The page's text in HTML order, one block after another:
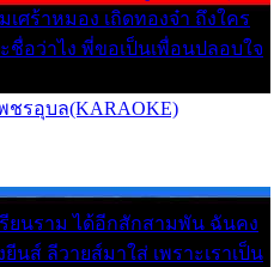
เศร้าหมอง เถิดทองจ๋า ถึงใคร
ชื่อว่าไง พี่ขอเป็นเพื่อนปลอบใจ
ชรอุบล(KARAOKE)
ยนราม ได้อีกสักสามพัน ฉันคง
นส์ ลีวายส์มาใส่ เพราะเราเป็น